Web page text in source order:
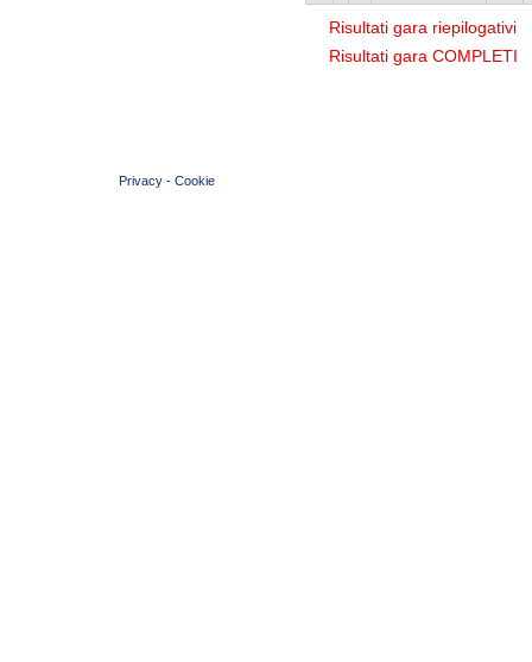
Risultati gara riepilogativi
Risultati gara COMPLETI
Privacy - Cookie